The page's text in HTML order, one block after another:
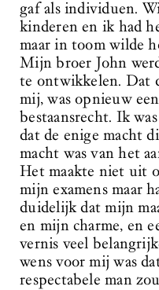
gaf als individuen.
kinderen en ik had
maar in toom wilde
Mijn broer John
te ontwikkelen. Dat
mij, was opnieuw
bestaansrecht. Ik
dat de enige macht
macht was van het
Het maakte niet uit
mijn examens maar
duidelijk dat mijn
en mijn charme, en
vernis veel
wens voor mij was
respectabele man